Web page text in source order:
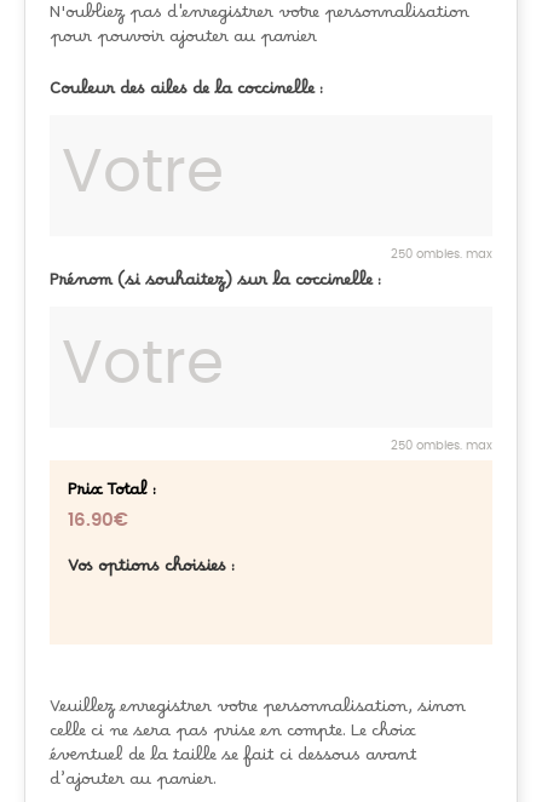
N'oubliez pas d'enregistrer votre personnalisation
pour pouvoir ajouter au panier
Couleur des ailes de la coccinelle :
250 ombles. max
Prénom (si souhaitez) sur la coccinelle :
250 ombles. max
Prix Total :
16.90€
Vos options choisies :
Veuillez enregistrer votre personnalisation, sinon
celle ci ne sera pas prise en compte. Le choix
éventuel de la taille se fait ci dessous avant
d’ajouter au panier.